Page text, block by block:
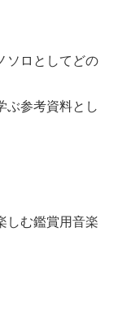
ソロとしてどの
ぶ参考資料とし
しむ鑑賞用音楽